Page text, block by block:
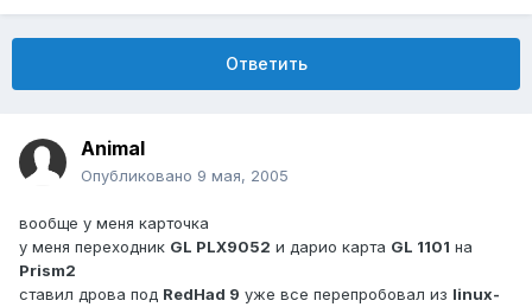
Ответить
Animal
Опубликовано 9 мая, 2005
вообще у меня карточка
у меня переходник GL PLX9052 и дарио карта GL 1101 на
Prism2
ставил дрова под RedHad 9 уже все перепробовал из linux-